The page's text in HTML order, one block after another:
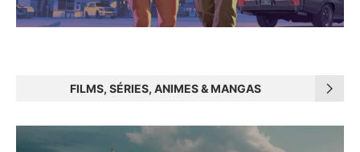
FILMS, SÉRIES, ANIMES & MANGAS